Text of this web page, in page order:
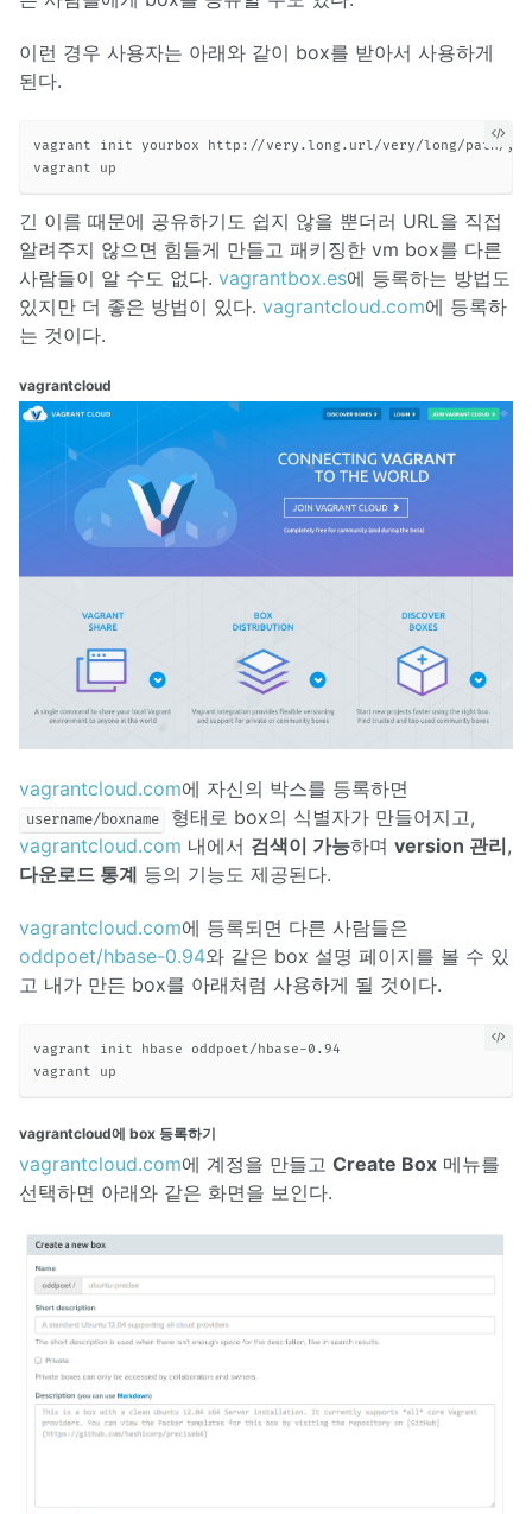
이런 경우 사용자는 아래와 같이 box를 받아서 사용하게
된다.
vagrant init yourbox http://very.long.url/very/long/path/
긴 이름 때문에 공유하기도 쉽지 않을 뿐더러 URL을 직접
알려주지 않으면 힘들게 만들고 패키징한 vm box를 다른
사람들이 알 수도 없다. vagrantbox.es에 등록하는 방법도
있지만 더 좋은 방법이 있다. vagrantcloud.com에 등록하
는 것이다.
vagrantcloud
vagrantcloud.com에 자신의 박스를 등록하면
username/boxname
형태로 box의 식별자가 만들어지고,
vagrantcloud.com 내에서 검색이 가능하며 version 관리,
다운로드 통계 등의 기능도 제공된다.
vagrantcloud.com에 등록되면 다른 사람들은
oddpoet/hbase-0.94와 같은 box 설명 페이지를 볼 수 있
고 내가 만든 box를 아래처럼 사용하게 될 것이다.
vagrant init hbase oddpoet/hbase-0.94
vagrantcloud에 box 등록하기
vagrantcloud.com에 계정을 만들고 Create Box 메뉴를
선택하면 아래와 같은 화면을 보인다.